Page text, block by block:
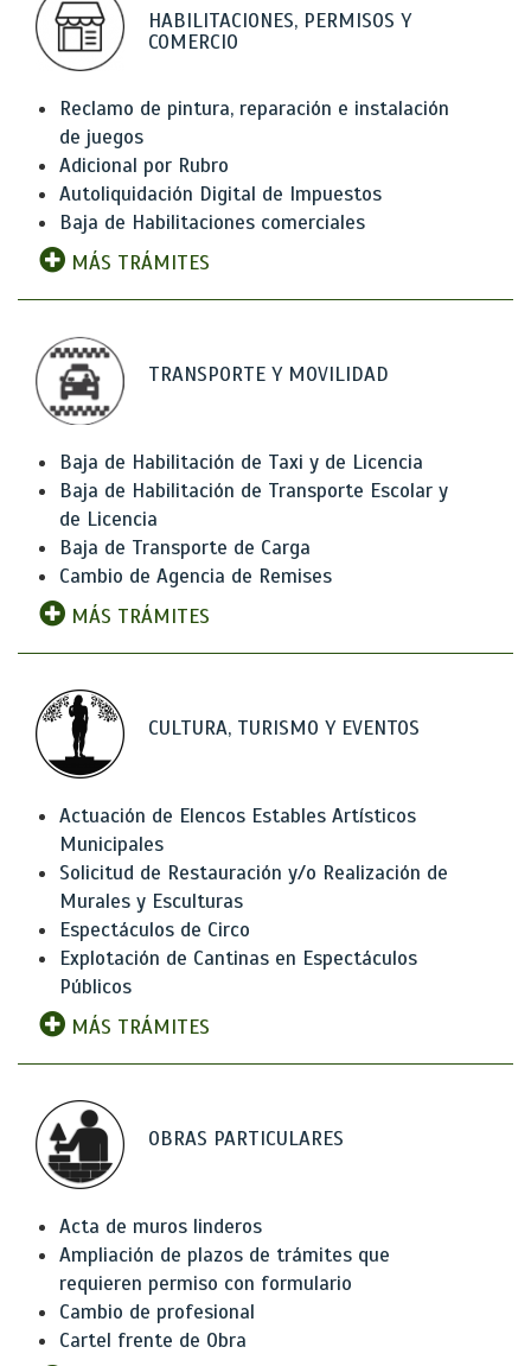
HABILITACIONES, PERMISOS Y
COMERCIO
Reclamo de pintura, reparación e instalación
de juegos
Adicional por Rubro
Autoliquidación Digital de Impuestos
Baja de Habilitaciones comerciales
MÁS TRÁMITES
TRANSPORTE Y MOVILIDAD
Baja de Habilitación de Taxi y de Licencia
Baja de Habilitación de Transporte Escolar y
de Licencia
Baja de Transporte de Carga
Cambio de Agencia de Remises
MÁS TRÁMITES
CULTURA, TURISMO Y EVENTOS
Actuación de Elencos Estables Artísticos
Municipales
Solicitud de Restauración y/o Realización de
Murales y Esculturas
Espectáculos de Circo
Explotación de Cantinas en Espectáculos
Públicos
MÁS TRÁMITES
OBRAS PARTICULARES
Acta de muros linderos
Ampliación de plazos de trámites que
requieren permiso con formulario
Cambio de profesional
Cartel frente de Obra